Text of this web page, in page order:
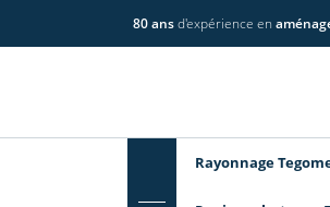
80 ansd'expérience en
Rayonnage